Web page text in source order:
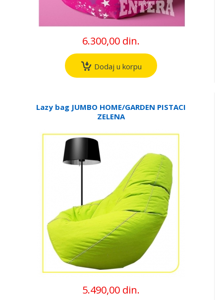
6.300,00 din.
Dodaj u korpu
Lazy bag JUMBO HOME/GARDEN PISTACI
ZELENA
5.490,00 din.